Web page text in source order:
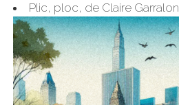
Plic, ploc, de Claire Garralon